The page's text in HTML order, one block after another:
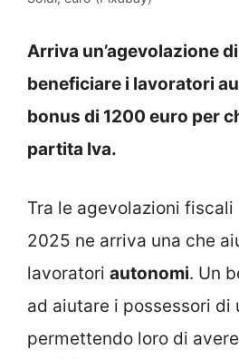
Arriva un’agevolazione
beneficiare i lavoratori
bonus di 1200 euro per
partita Iva.
Tra le agevolazioni
2025 ne arriva una che
lavoratori autonomi. Un
ad aiutare i possessori di
permettendo loro di